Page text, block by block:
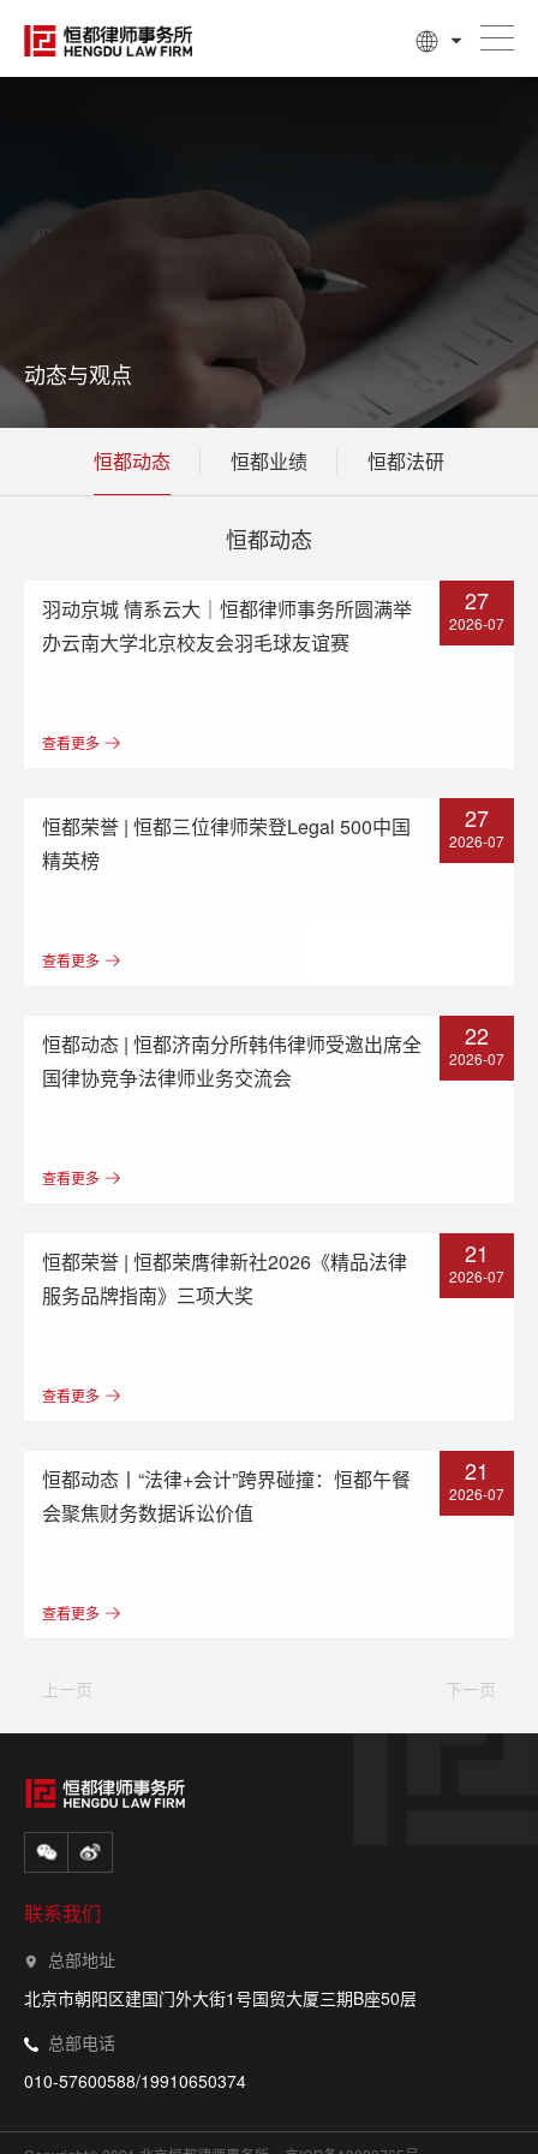
动态与观点
恒都动态 恒都业绩 恒都法研
恒都动态
羽动京城 情系云大｜恒都律师事务所圆满举
办云南大学北京校友会羽毛球友谊赛
查看更多
27
2026-07
恒都荣誉 | 恒都三位律师荣登Legal 500中国
精英榜
查看更多
27
2026-07
恒都动态 | 恒都济南分所韩伟律师受邀出席全
国律协竞争法律师业务交流会
查看更多
22
2026-07
恒都荣誉 | 恒都荣膺律新社2026《精品法律
服务品牌指南》三项大奖
查看更多
21
2026-07
恒都动态丨“法律+会计”跨界碰撞：恒都午餐
会聚焦财务数据诉讼价值
查看更多
21
2026-07
上一页 下一页
联系我们
总部地址
北京市朝阳区建国门外大街1号国贸大厦三期B座50层
总部电话
010-57600588/19910650374